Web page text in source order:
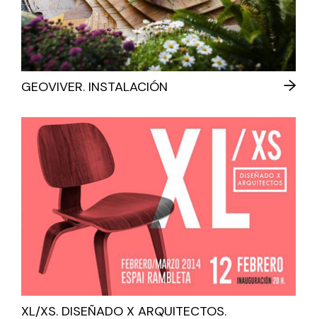
GEOVIVER. INSTALACIÓN
XL/XS. DISEÑADO X ARQUITECTOS.